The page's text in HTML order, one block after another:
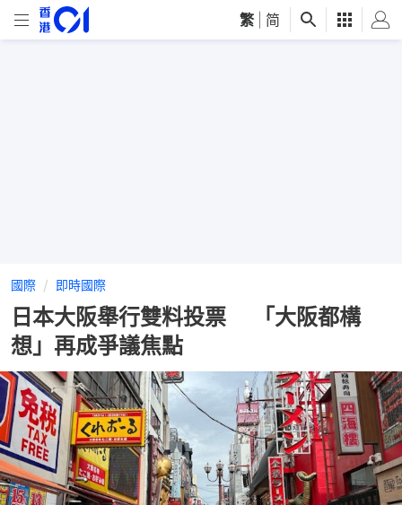
繁 简
國際 即時國際
日本大阪舉行雙料投票 「大阪都構
想」再成爭議焦點